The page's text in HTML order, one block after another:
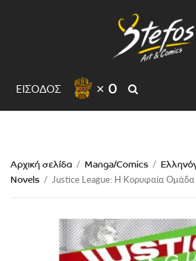
ΕΙΣΟΔΟΣ × 0
Αρχική σελίδα / Manga/Comics /
Novels / Justice League: Η Κορυφαία Ομάδα